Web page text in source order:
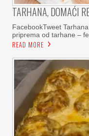
TARHANA, DOMAĆI
FacebookTweet
priprema od tarhane –
READ MORE